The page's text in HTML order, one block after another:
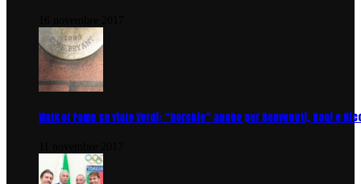
Walk of Fame su viale Verdi: “borchie” anche per Benvenuti, Boni e